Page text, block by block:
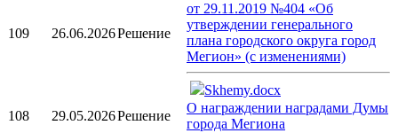
109 26.06.2026Решение
от 29.11.2019 №404 «Об
утверждении генерального
плана городского округа город
Мегион» (с изменениями)
Skhemy.docx
108
29.05.2026Решение
О награждении наградами Думы
города Мегиона